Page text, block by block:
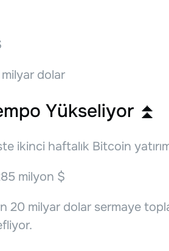
milyar dolar
Yükseliyor ⏫
ikinci haftalık Bitcoin
milyon $
20 milyar dolar sermaye